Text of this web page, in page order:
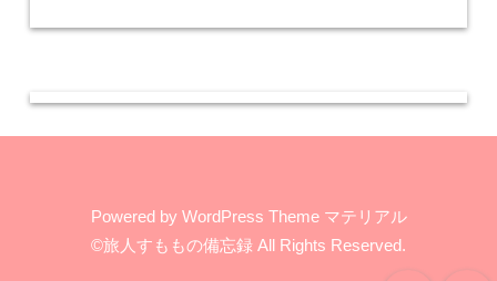
Powered by WordPress Theme マテリアル
©旅人すももの備忘録 All Rights Reserved.